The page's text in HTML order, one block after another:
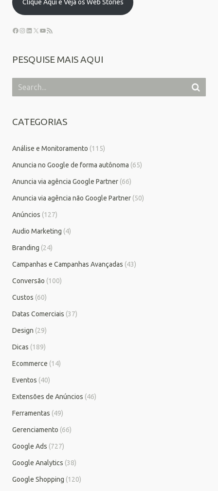
Clique Aqui e Veja os Web Stories
PESQUISE MAIS AQUI
CATEGORIAS
Análise e Monitoramento (115)
Anuncia no Google de forma autônoma (65)
Anuncia via agência Google Partner (66)
Anuncia via agência não Google Partner (50)
Anúncios (127)
Audio Marketing (4)
Branding (24)
Campanhas e Campanhas Avançadas (43)
Conversão (100)
Custos (60)
Datas Comerciais (37)
Design (29)
Dicas (189)
Ecommerce (14)
Eventos (40)
Extensões de Anúncios (46)
Ferramentas (49)
Gerenciamento (66)
Google Ads (727)
Google Analytics (38)
Google Shopping (120)